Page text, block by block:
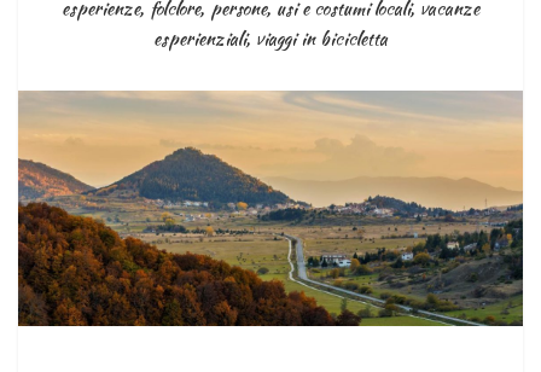
esperienze, folclore, persone, usi e costumi locali, vacanze
esperienziali, viaggi in bicicletta